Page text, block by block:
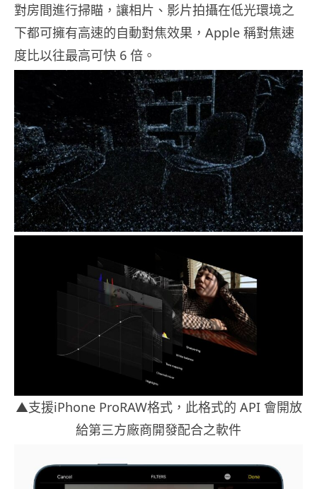
對房間進行掃瞄，讓相片、影片拍攝在低光環境之
下都可擁有高速的自動對焦效果，Apple 稱對焦速
度比以往最高可快 6 倍。
▲支援iPhone ProRAW格式，此格式的 API 會開放
給第三方廠商開發配合之軟件